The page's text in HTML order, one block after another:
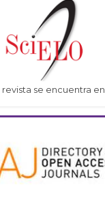
revista se encuentra en